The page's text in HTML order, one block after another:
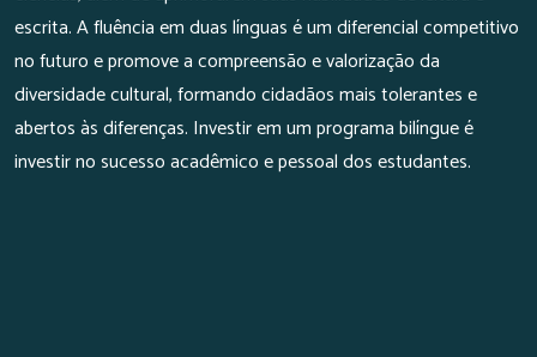
escrita. A fluência em duas línguas é um diferencial competitivo
no futuro e promove a compreensão e valorização da
diversidade cultural, formando cidadãos mais tolerantes e
abertos às diferenças. Investir em um programa bilíngue é
investir no sucesso acadêmico e pessoal dos estudantes.